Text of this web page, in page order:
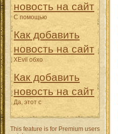
новость на сайт
С помощью
Как добавить
новость на сайт
XEvil обхо
Как добавить
новость на сайт
Да, этот с
This feature is for Premium users